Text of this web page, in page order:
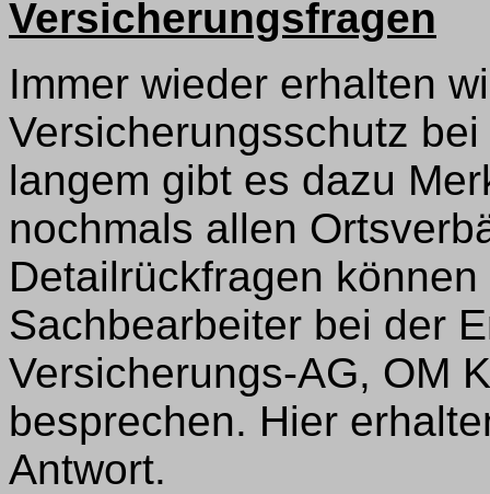
Versicherungsfragen
Immer wieder erhalten
Versicherungsschutz
langem gibt es dazu
nochmals allen
Detailrückfragen
Sachbearbeiter bei der
Versicherungs-AG, OM
besprechen. Hier
Antwort.